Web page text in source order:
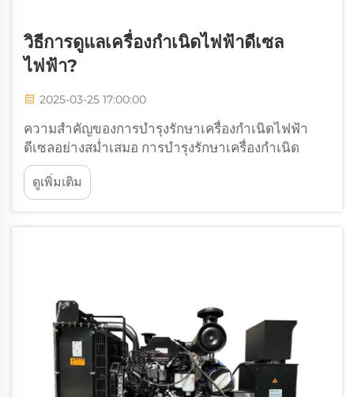
วิธีการดูแลเครื่องกำเนิดไฟฟ้าดีเซล
ไฟฟ้า?
2025-03-25 17:00:00
ความสำคัญของการบำรุงรักษาเครื่องกำเนิดไฟฟ้า
ดีเซลอย่างสม่ำเสมอ การบำรุงรักษาเครื่องกำเนิด
ไฟฟ้าดีเซลให้อยู่ในสภาพที่ดีนั้นมีความแตกต่างอย่าง
มากต่ออายุการใช้งานและความพร้อมใช้งานเมื่อ
ต้องการใช้งานจริง งานวิจัยบางชิ้นแสดงให้เห็นว่า
ดูเพิ่มเติม